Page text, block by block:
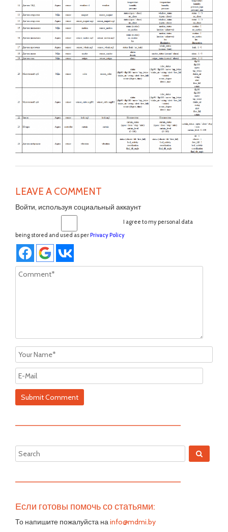
LEAVE A COMMENT
Войти, используя социальный аккаунт
I agree to my personal data
being stored and used as perPrivacy Policy
—————————————————————————
—————————————————————————
Если готовы помочь со статьями:
То напишите пожалуйста наinfo@mdmi.by